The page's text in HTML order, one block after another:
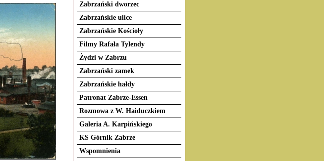
Zabrzański dworzec
Zabrzańskie ulice
Zabrzańskie Kościoły
Filmy Rafała Tylendy
Żydzi w Zabrzu
Zabrzański zamek
Zabrzańskie hałdy
Patronat Zabrze-Essen
Rozmowa z W. Haiduczkiem
Galeria A. Karpińskiego
KS Górnik Zabrze
Wspomnienia